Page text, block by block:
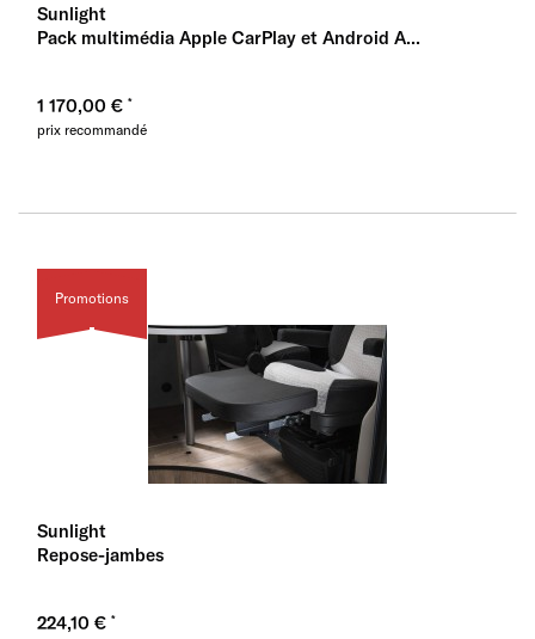
Sunlight
Pack multimédia Apple CarPlay et Android A...
1 170,00 €
prix recommandé
Promotions
Sunlight
Repose-jambes
224,10 €